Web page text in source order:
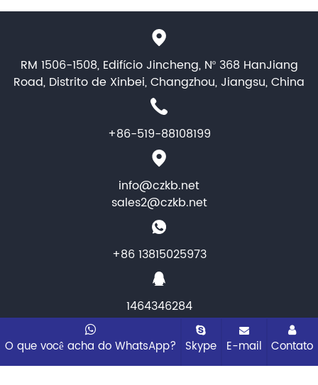
RM 1506-1508, Edifício Jincheng, Nº 368 HanJiang
Road, Distrito de Xinbei, Changzhou, Jiangsu, China
+86-519-88108199
info@czkb.net
sales2@czkb.net
+86 13815025973
1464346284
Copyright © 2025 Changzhou KB Instruments &
Meter co.,ltd. Todos os direitos reservados
O que você acha do WhatsApp? Skype E-mail Contato